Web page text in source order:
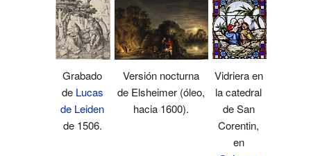
Grabado
de Lucas
de Leiden
de 1506.
Versión nocturna
de Elsheimer (óleo,
hacia 1600).
Vidriera en
la catedral
de San
Corentin,
en